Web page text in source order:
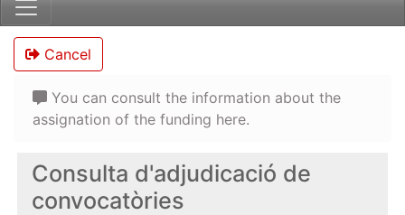
Consulta d'adjudicació de
convocatòries
Cancel
You can consult the information about the
assignation of the funding here.